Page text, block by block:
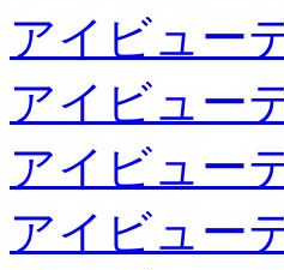
アイビュー
アイビュー
アイビュー
アイビュー